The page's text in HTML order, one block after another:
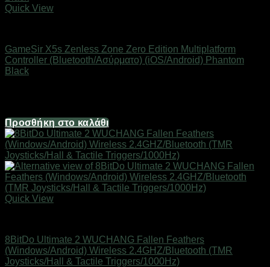
Quick View
GameSir X5s Zenless Zone Zero Edition Multiplatform
Controller (Bluetooth/Ασύρματο) (iOS/Android) Phantom
Black
Προσθήκη στο καλάθι
Quick View
8BitDo Ultimate 2 WUCHANG Fallen Feathers
(Windows/Android) Wireless 2.4GHZ/Bluetooth (TMR
Joysticks/Hall & Tactile Triggers/1000Hz)